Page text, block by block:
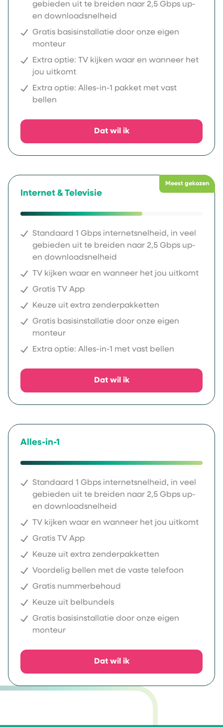
gebieden uit te breiden naar 2,5 Gbps up-
en downloadsnelheid
Gratis basisinstallatie door onze eigen
monteur
Extra optie: TV kijken waar en wanneer het
jou uitkomt
Extra optie: Alles-in-1 pakket met vast
bellen
Dat wil ik
Meest gekozen
Internet & Televisie
Standaard 1 Gbps internetsnelheid, in veel
gebieden uit te breiden naar 2,5 Gbps up-
en downloadsnelheid
TV kijken waar en wanneer het jou uitkomt
Gratis TV App
Keuze uit extra zenderpakketten
Gratis basisinstallatie door onze eigen
monteur
Extra optie: Alles-in-1 met vast bellen
Dat wil ik
Alles-in-1
Standaard 1 Gbps internetsnelheid, in veel
gebieden uit te breiden naar 2,5 Gbps up-
en downloadsnelheid
TV kijken waar en wanneer het jou uitkomt
Gratis TV App
Keuze uit extra zenderpakketten
Voordelig bellen met de vaste telefoon
Gratis nummerbehoud
Keuze uit belbundels
Gratis basisinstallatie door onze eigen
monteur
Dat wil ik